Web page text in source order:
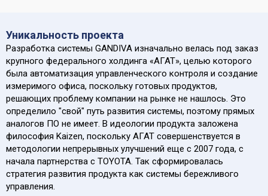
Уникальность проекта
Разработка системы GANDIVA изначально велась под заказ
крупного федерального холдинга «АГАТ», целью которого
была автоматизация управленческого контроля и создание
измеримого офиса, поскольку готовых продуктов,
решающих проблему компании на рынке не нашлось. Это
определило "свой" путь развития системы, поэтому прямых
аналогов ПО не имеет. В идеологии продукта заложена
философия Kaizen, поскольку АГАТ совершенствуется в
методологии непрерывных улучшений еще с 2007 года, с
начала партнерства с TOYOTA. Так сформировалась
стратегия развития продукта как системы бережливого
управления.